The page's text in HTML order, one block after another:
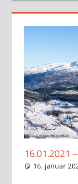
16.01.2021
16. januar